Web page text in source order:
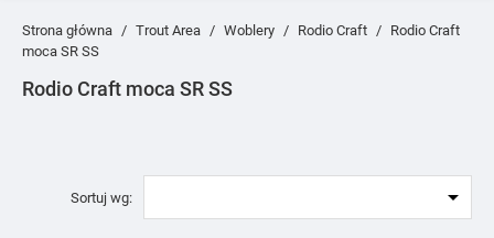
Strona główna Trout Area Woblery Rodio Craft
Rodio Craft
moca SR SS
Rodio Craft moca SR SS
Sortuj wg: 